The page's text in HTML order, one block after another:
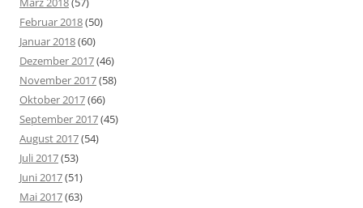
Februar 2018(50)
Januar 2018(60)
Dezember 2017(46)
November 2017(58)
Oktober 2017(66)
September 2017(45)
August 2017(54)
Juli 2017(53)
Juni 2017(51)
Mai 2017(63)